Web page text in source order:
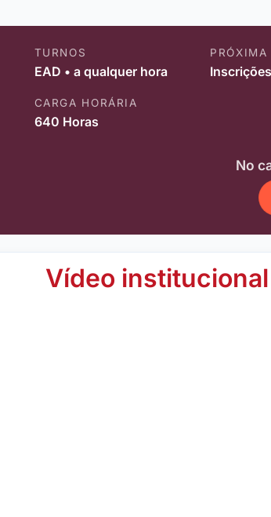
TURNOS
EAD • a qualquer hora
PRÓXIMA
CARGA HORÁRIA
640 Horas
No
Vídeo institucional